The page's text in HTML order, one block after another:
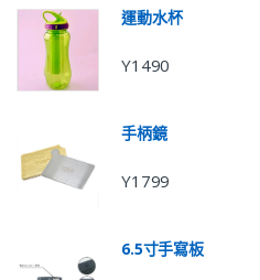
運動水杯
Y1490
手柄鏡
Y1799
6.5寸手寫板